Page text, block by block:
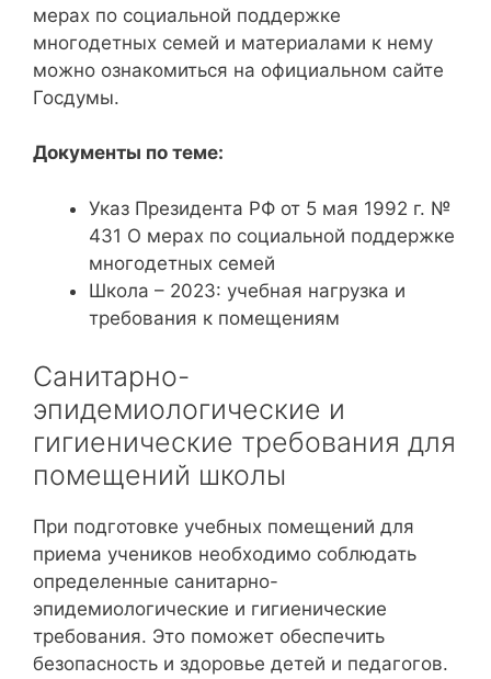
мерах по социальной поддержке
многодетных семей и материалами к нему
можно ознакомиться на официальном сайте
Госдумы.
Документы по теме:
Указ Президента РФ от 5 мая 1992 г. №
431 О мерах по социальной поддержке
многодетных семей
Школа – 2023: учебная нагрузка и
требования к помещениям
Санитарно-
эпидемиологические и
гигиенические требования для
помещений школы
При подготовке учебных помещений для
приема учеников необходимо соблюдать
определенные санитарно-
эпидемиологические и гигиенические
требования. Это поможет обеспечить
безопасность и здоровье детей и педагогов.